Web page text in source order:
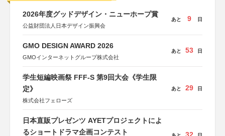
2026年度グッドデザイン・ニューホープ賞
公益財団法人日本デザイン振興会
あと 9 日
GMO DESIGN AWARD 2026
GMOインターネットグループ株式会社
あと 53 日
学生短編映画祭 FFF-S 第9回大会《学生限
定》
株式会社フェローズ
あと 29 日
日本直販プレゼンツ AYETプロジェクトによ
るショートドラマ企画コンテスト